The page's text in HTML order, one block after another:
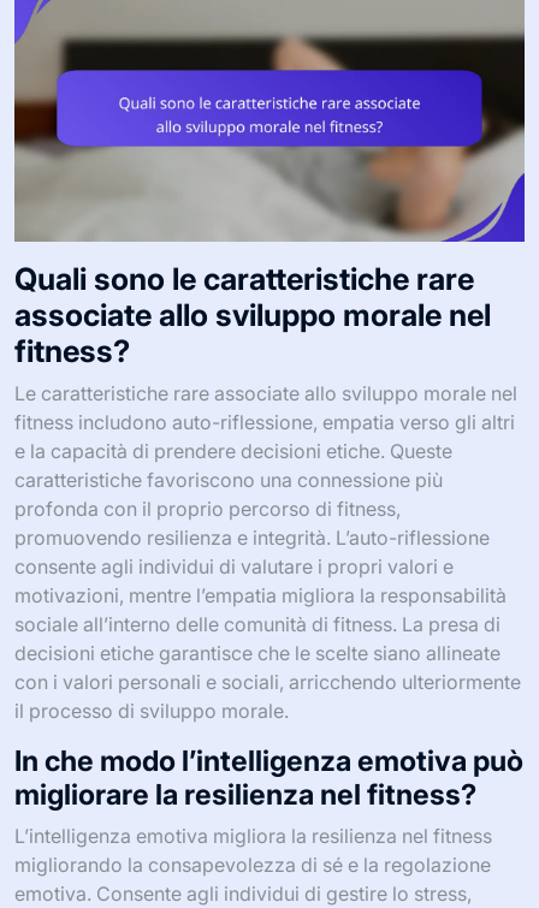
Quali sono le caratteristiche rare
associate allo sviluppo morale nel
fitness?
Le caratteristiche rare associate allo sviluppo morale nel
fitness includono auto-riflessione, empatia verso gli altri
e la capacità di prendere decisioni etiche. Queste
caratteristiche favoriscono una connessione più
profonda con il proprio percorso di fitness,
promuovendo resilienza e integrità. L’auto-riflessione
consente agli individui di valutare i propri valori e
motivazioni, mentre l’empatia migliora la responsabilità
sociale all’interno delle comunità di fitness. La presa di
decisioni etiche garantisce che le scelte siano allineate
con i valori personali e sociali, arricchendo ulteriormente
il processo di sviluppo morale.
In che modo l’intelligenza emotiva può
migliorare la resilienza nel fitness?
L’intelligenza emotiva migliora la resilienza nel fitness
migliorando la consapevolezza di sé e la regolazione
emotiva. Consente agli individui di gestire lo stress,